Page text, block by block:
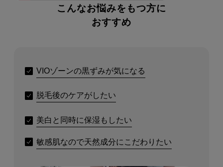
こんなお悩みをもつ方に
おすすめ
VIOゾーンの黒ずみが気になる
脱毛後のケアがしたい
美白と同時に保湿もしたい
敏感肌なので天然成分にこだわりたい